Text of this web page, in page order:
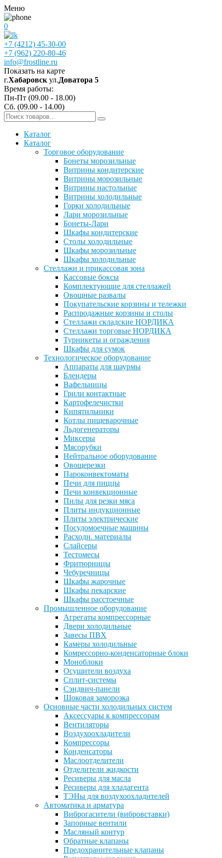
Меню
0
+7 (4212) 45-30-00
+7 (962) 220-80-46
info@frostline.ru
Показать на карте
г.Хабаровск ул.Доватора 5
Время работы:
Пн-Пт (09.00 - 18.00)
Сб. (09.00 - 14.00)
Каталог
Каталог
Торговое оборудование
Бонеты морозильные
Витрины кондитерские
Витрины морозильные
Витрины настольные
Витрины холодильные
Горки холодильные
Лари морозильные
Бонеты-Лари
Шкафы кондитерские
Столы холодильные
Шкафы морозильные
Шкафы холодильные
Стеллажи и прикассовая зона
Кассовые боксы
Комплектующие для стеллажей
Овощные развалы
Покупательские корзины и тележки
Распродажные корзины и столы
Стеллажи складские НОРДИКА
Стеллажи торговые НОРДИКА
Турникеты и ограждения
Шкафы для сумок
Технологическое оборудование
Аппараты для шаурмы
Блендеры
Вафельницы
Грили контактные
Картофелечистки
Кипятильники
Котлы пищеварочные
Льдогенераторы
Миксеры
Мясорубки
Нейтральное оборудование
Овощерезки
Пароконвектоматы
Печи для пиццы
Печи конвекционные
Пилы для резки мяса
Плиты индукционные
Плиты электрические
Посудомоечные машины
Расходн. материалы
Слайсеры
Тестомесы
Фритюрницы
Чебуречницы
Шкафы жарочные
Шкафы пекарские
Шкафы расстоечные
Промышленное оборудование
Агрегаты компрессорные
Двери холодильные
Завесы ПВХ
Камеры холодильные
Комрессорно-конденсаторные блоки
Моноблоки
Осушители воздуха
Сплит-системы
Сэндвич-панели
Шоковая заморозка
Основные части холодильных систем
Аксессуары к компрессорам
Вентиляторы
Воздухоохладители
Компрессоры
Конденсаторы
Маслоотделители
Отделители жидкости
Ресиверы для масла
Ресиверы для хладагента
ТЭНы для воздухоохладителей
Автоматика и арматура
Виброгасители (вибровставки)
Запорные вентили
Масляный контур
Обратные клапаны
Предохранительные клапаны